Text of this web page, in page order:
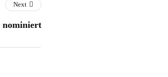
Next
nominiert